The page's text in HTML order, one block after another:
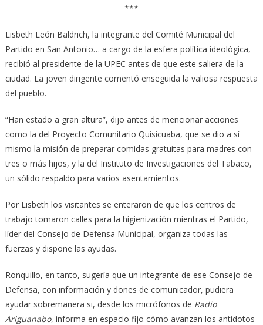
***
Lisbeth León Baldrich, la integrante del Comité Municipal del
Partido en San Antonio… a cargo de la esfera política ideológica,
recibió al presidente de la UPEC antes de que este saliera de la
ciudad. La joven dirigente comentó enseguida la valiosa respuesta
del pueblo.
“Han estado a gran altura”, dijo antes de mencionar acciones
como la del Proyecto Comunitario Quisicuaba, que se dio a sí
mismo la misión de preparar comidas gratuitas para madres con
tres o más hijos, y la del Instituto de Investigaciones del Tabaco,
un sólido respaldo para varios asentamientos.
Por Lisbeth los visitantes se enteraron de que los centros de
trabajo tomaron calles para la higienización mientras el Partido,
líder del Consejo de Defensa Municipal, organiza todas las
fuerzas y dispone las ayudas.
Ronquillo, en tanto, sugería que un integrante de ese Consejo de
Defensa, con información y dones de comunicador, pudiera
ayudar sobremanera si, desde los micrófonos de Radio
Ariguanabo, informa en espacio fijo cómo avanzan los antídotos